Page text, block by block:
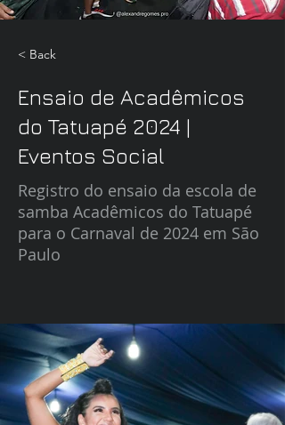
< Back
Ensaio de Acadêmicos
do Tatuapé 2024 |
Eventos Social
Registro do ensaio da escola de
samba Acadêmicos do Tatuapé
para o Carnaval de 2024 em São
Paulo